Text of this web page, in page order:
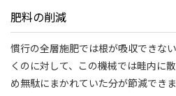
肥料の削減
慣行の全層施肥では根が吸収できな
くのに対して、この機械では畦内に
め無駄にまかれていた分が節減できま